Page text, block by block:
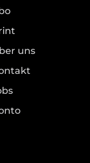
uns